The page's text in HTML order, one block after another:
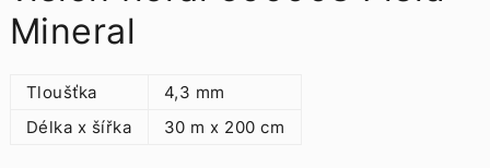
Mineral
Tloušťka
4,3 mm
Délka x šířka
30 m x 200 cm